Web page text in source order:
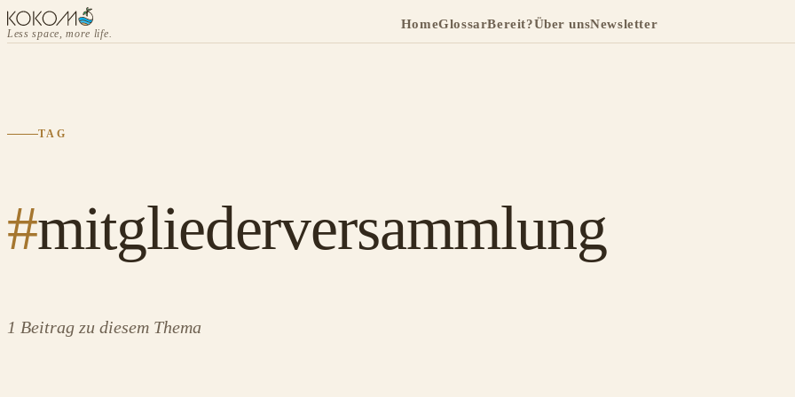
Less space, more life.
HomeGlossarBereit?Über unsNewsletter
TAG
#mitgliederversammlung
1 Beitrag zu diesem Thema